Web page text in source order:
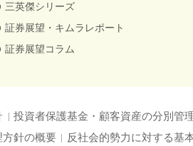
三英傑シリーズ
証券展望・キムラレポート
証券展望コラム
投資者保護基金・顧客資産の分別管
針の概要 反社会的勢力に対する基